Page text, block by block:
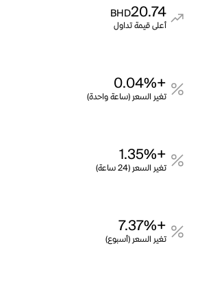
20.74
BHD
أعلى قيمة تداول
+0.04%
تغير السعر (ساعة واحدة)
+1.35%
تغير السعر (24 ساعة)
+7.37%
تغير السعر (أسبوع)